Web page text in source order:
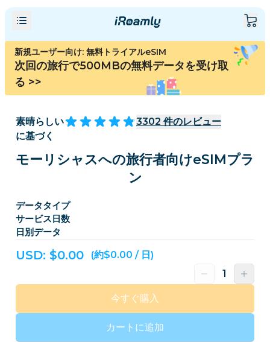
新規ユーザー向け: 無料トライアルeSIM
次回の旅行で500MBの無料データを受け取
る >>
素晴らしい 3302 件のレビュー
に基づく
モーリシャスへの旅行者向けeSIMプラ
ン
データタイプ
サービス日数
日別データ
USD: $0.00 (約$0.00 / 日)
カートに追加
今すぐ購入